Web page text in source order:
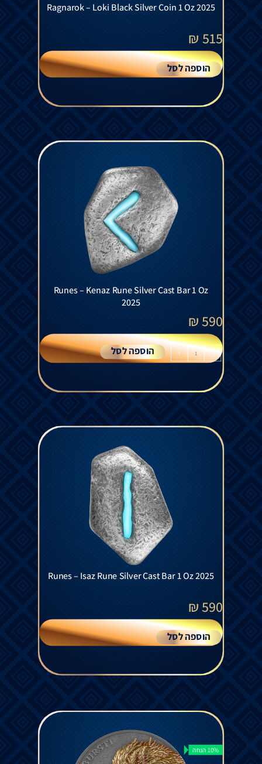
Ragnarok – Loki Black Silver Coin 1 Oz 2025
515
₪
הוספה לסל
Runes – Kenaz Rune Silver Cast Bar 1 Oz
2025
590
₪
-
+ הוספה לסל
Runes – Isaz Rune Silver Cast Bar 1 Oz 2025
590
₪
הוספה לסל
10% הנחה